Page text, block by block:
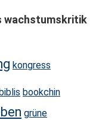
wachstumskritik
kongress
bookchin
grüne